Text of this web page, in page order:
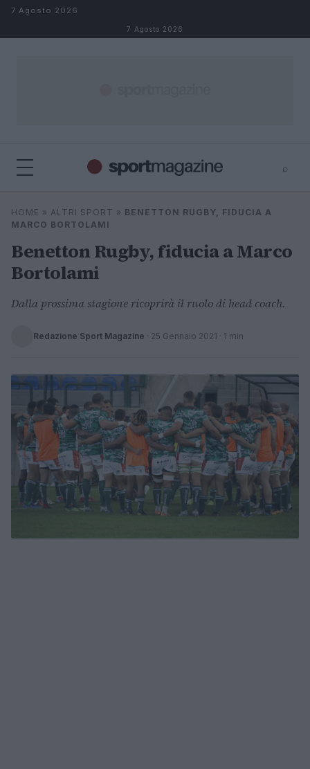
Salta al contenuto
7 Agosto 2026
7 Agosto 2026
⌕
Cerca
⌕
HOME » ALTRI SPORT » BENETTON RUGBY, FIDUCIA A
MARCO BORTOLAMI
Benetton Rugby, fiducia a Marco
Bortolami
Dalla prossima stagione ricoprirà il ruolo di head coach.
Redazione Sport Magazine · 25 Gennaio 2021 · 1 min